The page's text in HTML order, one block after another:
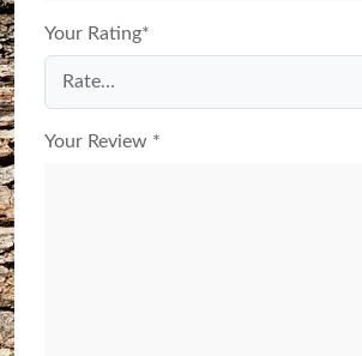
Your Rating*
Your Review *